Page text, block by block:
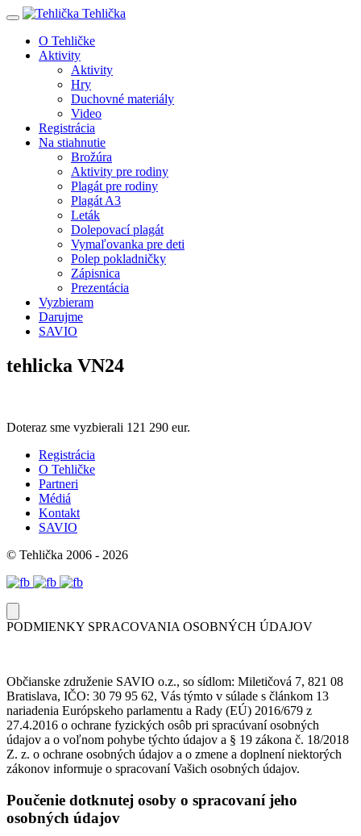
Tehlička
O Tehličke
Aktivity
Aktivity
Hry
Duchovné materiály
Video
Registrácia
Na stiahnutie
Brožúra
Aktivity pre rodiny
Plagát pre rodiny
Plagát A3
Leták
Dolepovací plagát
Vymaľovanka pre deti
Polep pokladničky
Zápisnica
Prezentácia
Vyzbieram
Darujme
SAVIO
tehlicka VN24
Doteraz sme vyzbierali 121 290 eur.
Registrácia
O Tehličke
Partneri
Médiá
Kontakt
SAVIO
© Tehlička 2006 - 2026
PODMIENKY SPRACOVANIA OSOBNÝCH ÚDAJOV
Občianske združenie SAVIO o.z., so sídlom: Miletičová 7, 821 08
Bratislava, IČO: 30 79 95 62, Vás týmto v súlade s článkom 13
nariadenia Európskeho parlamentu a Rady (EÚ) 2016/679 z
27.4.2016 o ochrane fyzických osôb pri spracúvaní osobných
údajov a o voľnom pohybe týchto údajov a § 19 zákona č. 18/2018
Z. z. o ochrane osobných údajov a o zmene a doplnení niektorých
zákonov informuje o spracovaní Vašich osobných údajov.
Poučenie dotknutej osoby o spracovaní jeho
osobných údajov